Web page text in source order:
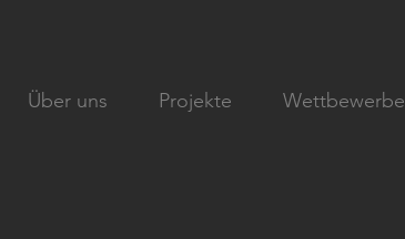
Über uns Projekte Wettbewerbe